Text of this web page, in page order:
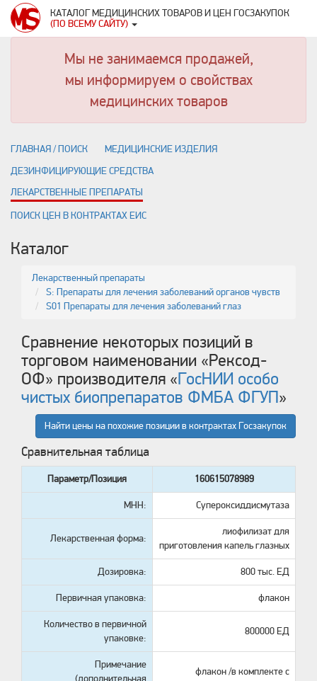
КАТАЛОГ МЕДИЦИНСКИХ ТОВАРОВ И ЦЕН ГОСЗАКУПОК
(ПО ВСЕМУ САЙТУ)
Мы не занимаемся продажей,
мы информируем о свойствах
медицинских товаров
ГЛАВНАЯ / ПОИСК
МЕДИЦИНСКИЕ ИЗДЕЛИЯ
ДЕЗИНФИЦИРУЮЩИЕ СРЕДСТВА
ЛЕКАРСТВЕННЫЕ ПРЕПАРАТЫ
ПОИСК ЦЕН В КОНТРАКТАХ ЕИС
Каталог
Лекарственный препараты
S: Препараты для лечения заболеваний органов чувств
S01 Препараты для лечения заболеваний глаз
Сравнение некоторых позиций в
торговом наименовании «Рексод-
ОФ» производителя «ГосНИИ особо
чистых биопрепаратов ФМБА ФГУП»
Найти цены на похожие позиции в контрактах Госзакупок
Сравнительная таблица
Параметр/Позиция 160615078989
МНН: Супероксиддисмутаза
Лекарственная форма:
лиофилизат для
приготовления капель глазных
Дозировка: 800 тыс. ЕД
Первичная упаковка: флакон
Количество в первичной
упаковке:
800000 ЕД
Примечание
(дополнительная
флакон /в комплекте с